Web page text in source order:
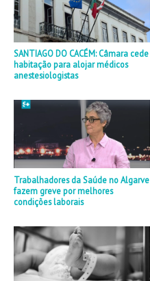
SANTIAGO DO CACÉM: Câmara cede
habitação para alojar médicos
anestesiologistas
Trabalhadores da Saúde no Algarve
fazem greve por melhores
condições laborais